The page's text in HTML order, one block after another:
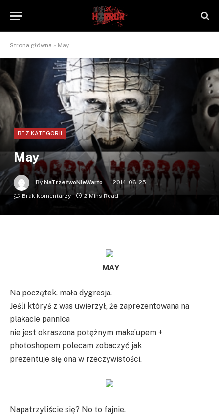
Strona główna » May
BEZ KATEGORII
May
By NaTrzeźwoNieWarto
2014-06-25
Brak komentarzy
2 Mins Read
MAY
Na początek, mała dygresja.
Jeśli któryś z was uwierzył, że zaprezentowana na
plakacie pannica
nie jest okraszona potężnym make’upem +
photoshopem polecam zobaczyć jak
prezentuje się ona w rzeczywistości.
Napatrzyliście się? No to fajnie.